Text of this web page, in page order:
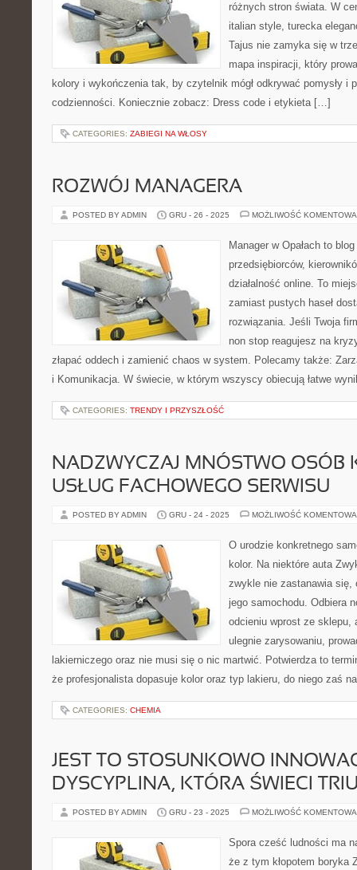
różnych stron świata. W
italian style, turecka
Tajus nie zamyka się w
mapa inspiracji, który
kolory i wykończenia tak, by czytelnik mógł odkrywać pomysły i
codzienności. Koniecznie zobacz: Dress code i etykieta […]
CATEGORIES: ZABIEGI NA WŁOSY
ROZWÓJ MANAGERA
POSTED BY ADMIN GRU - 26 - 2025 MOŻLIWOŚĆ
Manager w Opałach to
przedsiębiorców,
działalność online. To
zamiast pustych haseł
rozwiązania. Jeśli Twoja
non stop reagujesz na
złapać oddech i zamienić chaos w system. Polecamy także:
i Komunikacja. W świecie, w którym wszyscy obiecują łatwe
CATEGORIES: TRENDY I PRZYSZŁOŚĆ
NADZWYCZAJ MNÓSTWO OSÓB
USŁUG FACHOWEGO SERWISU
POSTED BY ADMIN GRU - 24 - 2025 MOŻLIWOŚĆ
O urodzie konkretnego
kolor. Na niektóre auta
zwykle nie zastanawia
jego samochodu. Odbiera
odcieniu wprost ze sklepu,
ulegnie zarysowaniu,
lakierniczego oraz nie musi się o nic martwić. Potwierdza to
że profesjonalista dopasuje kolor oraz typ lakieru, do niego zaś
CATEGORIES: CHEMIA
JEST TO STOSUNKOWO
DYSCYPLINA, KTÓRA ŚWIECI
POSTED BY ADMIN GRU - 23 - 2025 MOŻLIWOŚĆ
Spora cześć ludności ma
że z tym kłopotem boryka